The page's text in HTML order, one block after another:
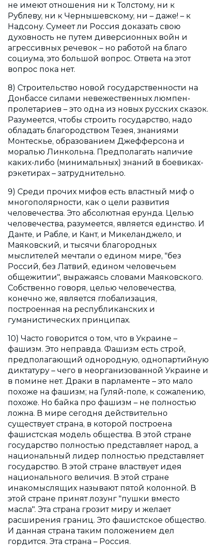
не имеют отношения ни к Толстому, ни к
Рублеву, ни к Чернышевскому, ни – даже! – к
Надсону. Сумеет ли Россия доказать свою
духовность не путем диверсионных войн и
агрессивных речевок – но работой на благо
социума, это большой вопрос. Ответа на этот
вопрос пока нет.
8) Строительство новой государственности на
Донбассе силами невежественных люмпен-
пролетариев – это одна из новых русских сказок.
Разумеется, чтобы строить государство, надо
обладать благородством Тезея, знаниями
Монтескье, образованием Джефферсона и
моралью Линкольна. Предполагать наличие
каких-либо (минимальных) знаний в боевиках-
рэкетирах – затруднительно.
9) Среди прочих мифов есть властный миф о
многополярности, как о цели развития
человечества. Это абсолютная ерунда. Целью
человечества, разумеется, является единство. И
Данте, и Рабле, и Кант, и Микеланджело, и
Маяковский, и тысячи благородных
мыслителей мечтали о едином мире, "без
Россий, без Латвий, едином человечьем
общежитии", выражаясь словами Маяковского.
Собственно говоря, целью человечества,
конечно же, является глобализация,
построенная на республиканских и
гуманистических принципах.
10) Часто говорится о том, что в Украине –
фашизм. Это неправда. Фашизм есть строй,
предполагающий однородную, однопартийную
диктатуру – чего в неорганизованной Украине и
в помине нет. Драки в парламенте – это мало
похоже на фашизм; на Гуляй-поле, к сожалению,
похоже. Но байка про фашизм – не полностью
ложна. В мире сегодня действительно
существует страна, в которой построена
фашистская модель общества. В этой стране
государство полностью представляет народ, а
национальный лидер полностью представляет
государство. В этой стране властвует идея
национального величия. В этой стране
инакомыслящих называют пятой колонной. В
этой стране принят лозунг "пушки вместо
масла". Эта страна грозит миру и желает
расширения границ. Это фашистское общество.
И данная страна таким положением дел
гордится. Эта страна – Россия.